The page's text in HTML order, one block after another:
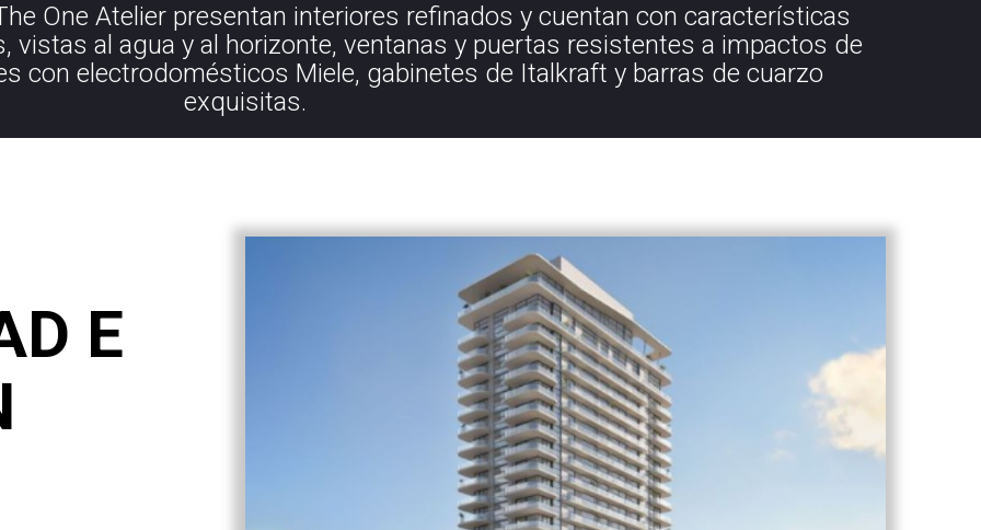
One Atelier presentan interiores refinados y cuentan con características
vistas al agua y al horizonte, ventanas y puertas resistentes a impactos de
con electrodomésticos Miele, gabinetes de Italkraft y barras de cuarzo
exquisitas.
E